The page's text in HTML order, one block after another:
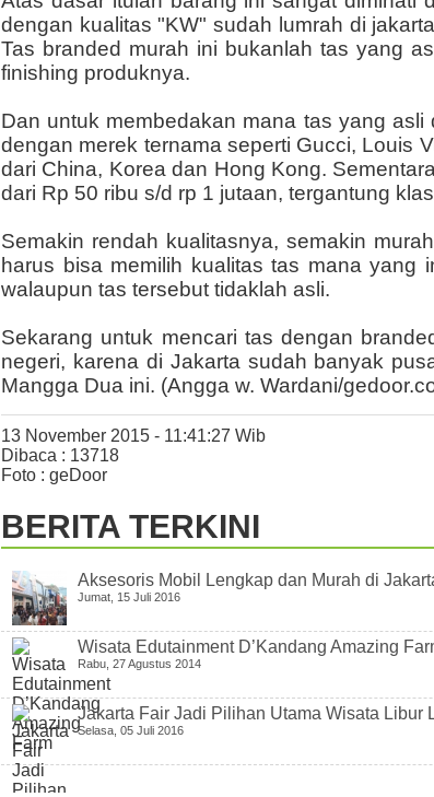
dengan kualitas "KW" sudah lumrah di
Tas branded murah ini bukanlah tas yang
finishing produknya.
Dan untuk membedakan mana tas yang
dengan merek ternama seperti Gucci, Louis
dari China, Korea dan Hong Kong.
dari Rp 50 ribu s/d rp 1 jutaan, tergantung
Semakin rendah kualitasnya, semakin
harus bisa memilih kualitas tas mana yang
walaupun tas tersebut tidaklah asli.
Sekarang untuk mencari tas dengan
negeri, karena di Jakarta sudah banyak
Mangga Dua ini. (Angga w. Wardani/
13 November 2015 - 11:41:27 Wib
Dibaca : 13718
Foto : geDoor
BERITA TERKINI
Aksesoris Mobil Lengkap dan Murah di
Jumat, 15 Juli 2016
Wisata Edutainment D’Kandang Amazing
Rabu, 27 Agustus 2014
Jakarta Fair Jadi Pilihan Utama Wisata Libur
Selasa, 05 Juli 2016